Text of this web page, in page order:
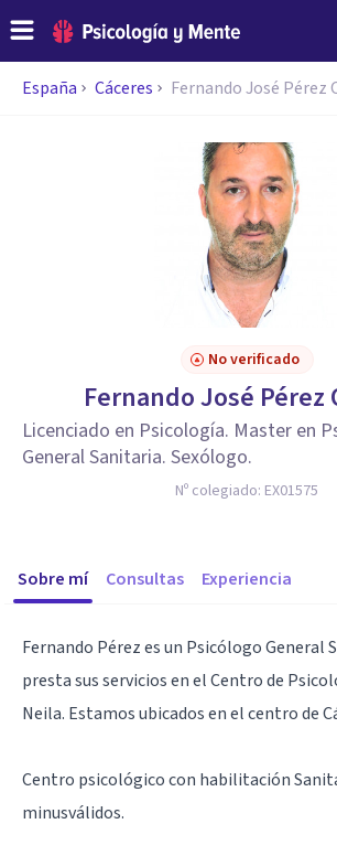
España Cáceres Fernando José Pérez
No verificado
Fernando José Pérez
Licenciado en Psicología. Master en
General Sanitaria. Sexólogo.
Nº colegiado: EX01575
Sobre mí Consultas Experiencia
Fernando Pérez es un Psicólogo General
presta sus servicios en el Centro de
Neila. Estamos ubicados en el centro de
Centro psicológico con habilitación
minusválidos.